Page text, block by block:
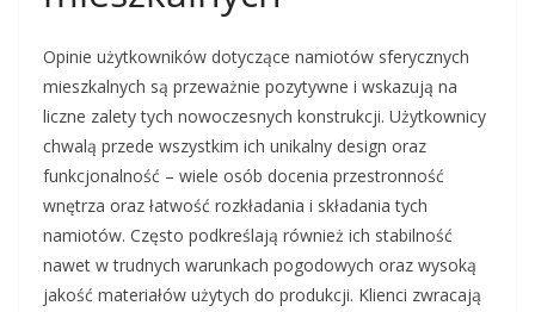
Opinie użytkowników dotyczące namiotów sferycznych
mieszkalnych są przeważnie pozytywne i wskazują na
liczne zalety tych nowoczesnych konstrukcji. Użytkownicy
chwalą przede wszystkim ich unikalny design oraz
funkcjonalność – wiele osób docenia przestronność
wnętrza oraz łatwość rozkładania i składania tych
namiotów. Często podkreślają również ich stabilność
nawet w trudnych warunkach pogodowych oraz wysoką
jakość materiałów użytych do produkcji. Klienci zwracają